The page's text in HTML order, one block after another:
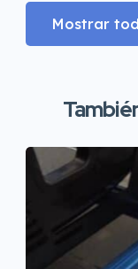
Mostrar